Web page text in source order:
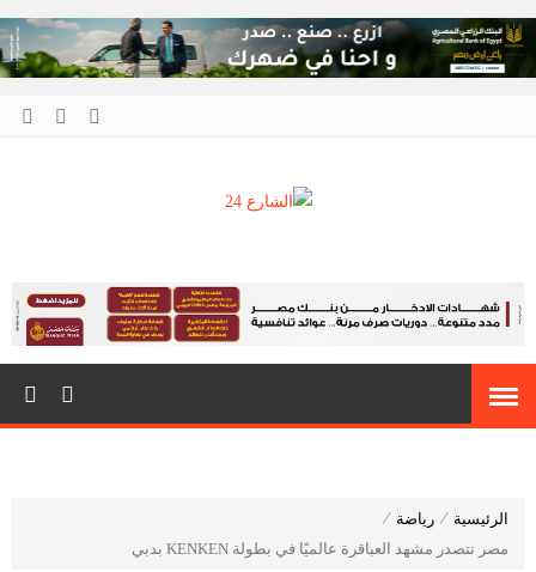
الرئيسية ⁄ رياضة ⁄
مصر تتصدر مشهد العباقرة عالميًا في بطولة KENKEN بدبي